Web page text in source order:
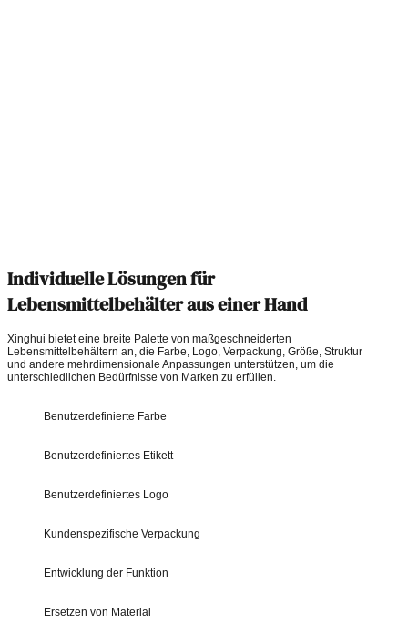
Individuelle Lösungen für
Lebensmittelbehälter aus einer Hand
Xinghui bietet eine breite Palette von maßgeschneiderten
Lebensmittelbehältern an, die Farbe, Logo, Verpackung, Größe, Struktur
und andere mehrdimensionale Anpassungen unterstützen, um die
unterschiedlichen Bedürfnisse von Marken zu erfüllen.
Benutzerdefinierte Farbe
Benutzerdefiniertes Etikett
Benutzerdefiniertes Logo
Kundenspezifische Verpackung
Entwicklung der Funktion
Ersetzen von Material